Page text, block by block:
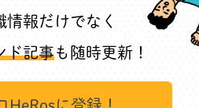
情報だけでなく
ド記事も随時更新！